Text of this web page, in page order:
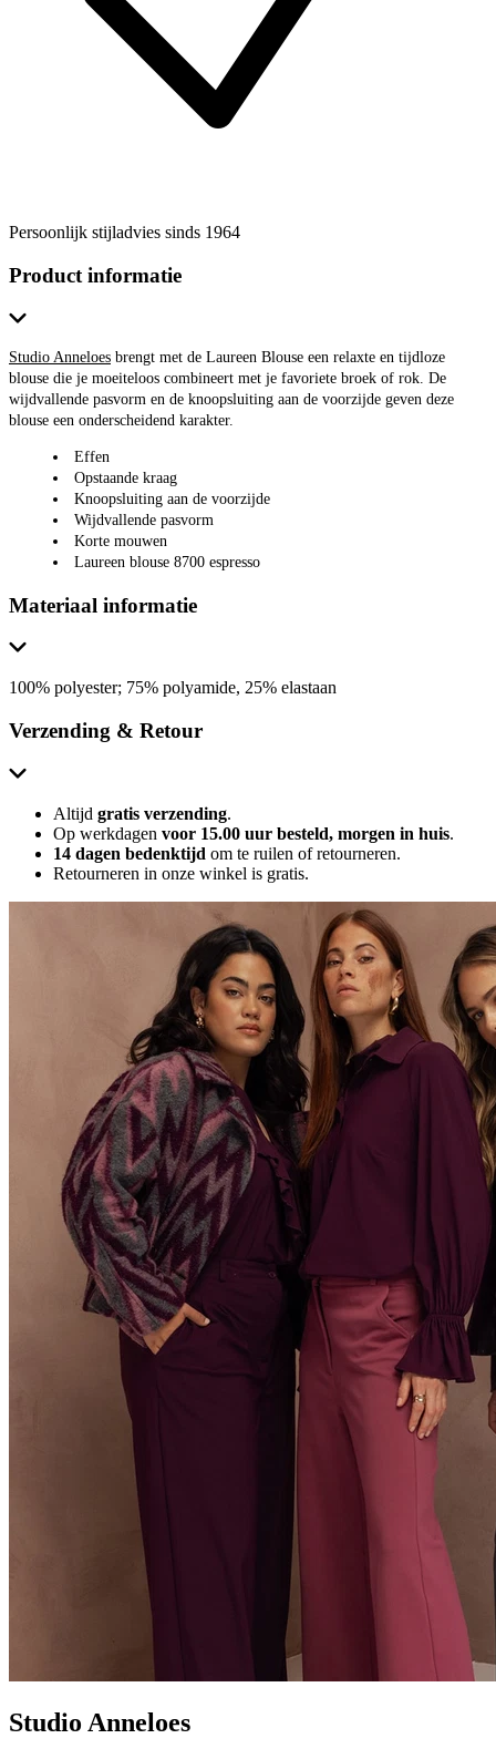
Persoonlijk stijladvies sinds 1964
Product informatie
Studio Anneloes brengt met de Laureen Blouse een relaxte en tijdloze
blouse die je moeiteloos combineert met je favoriete broek of rok. De
wijdvallende pasvorm en de knoopsluiting aan de voorzijde geven deze
blouse een onderscheidend karakter.
Effen
Opstaande kraag
Knoopsluiting aan de voorzijde
Wijdvallende pasvorm
Korte mouwen
Laureen blouse 8700 espresso
Materiaal informatie
100% polyester; 75% polyamide, 25% elastaan
Verzending & Retour
Altijd gratis verzending.
Op werkdagen voor 15.00 uur besteld, morgen in huis.
14 dagen bedenktijd om te ruilen of retourneren.
Retourneren in onze winkel is gratis.
Studio Anneloes